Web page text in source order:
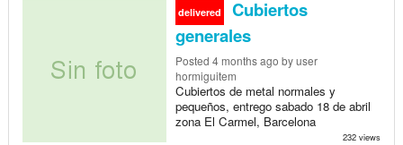
delivered
Cubiertos
generales
Posted 4 months ago by user
hormiguitem
Cubiertos de metal normales y
pequeños, entrego sabado 18 de abril
zona El Carmel, Barcelona
232 views